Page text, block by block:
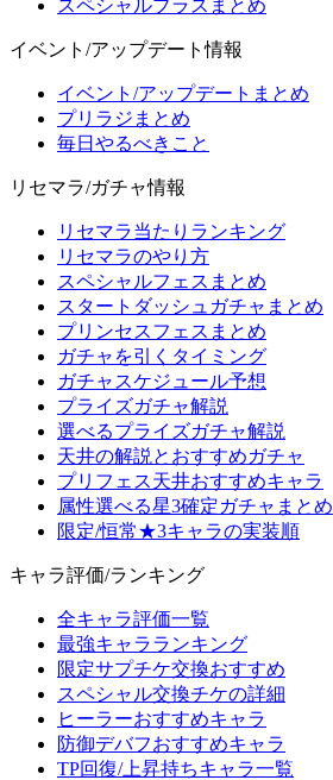
スペシャルプラスまとめ
イベント/アップデート情報
イベント/アップデートまとめ
プリラジまとめ
毎日やるべきこと
リセマラ/ガチャ情報
リセマラ当たりランキング
リセマラのやり方
スペシャルフェスまとめ
スタートダッシュガチャまとめ
プリンセスフェスまとめ
ガチャを引くタイミング
ガチャスケジュール予想
プライズガチャ解説
選べるプライズガチャ解説
天井の解説とおすすめガチャ
プリフェス天井おすすめキャラ
属性選べる星3確定ガチャまとめ
限定/恒常★3キャラの実装順
キャラ評価/ランキング
全キャラ評価一覧
最強キャラランキング
限定サプチケ交換おすすめ
スペシャル交換チケの詳細
ヒーラーおすすめキャラ
防御デバフおすすめキャラ
TP回復/上昇持ちキャラ一覧